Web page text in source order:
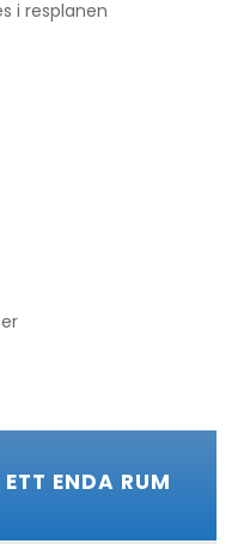
i resplanen
ETT ENDA RUM